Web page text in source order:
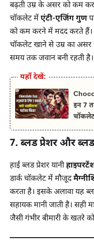
बढ़ती उम्र के असर को कम
चॉकलेट मेंएंटी-एजिंग गुण
को कम करने में मदद करते हैं।
चॉकलेट खाने से उम्र का
समय तक जवान बनी रहती है।
यहाँ देखें:
इन 7
7. ब्लड प्रेशर और
हाई ब्लड प्रेशर यानी
डार्क चॉकलेट में मौजूद
करता है। इसके अलावा यह
सहायक मानी जाती है। सही
जैसी गंभीर बीमारी के खतरे